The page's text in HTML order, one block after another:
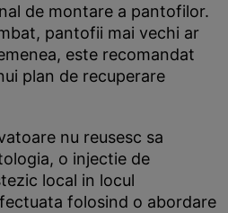
de montare a pantofilor.
pantofii mai vechi ar
este recomandat
plan de recuperare
nu reusesc sa
o injectie de
local in locul
folosind o abordare